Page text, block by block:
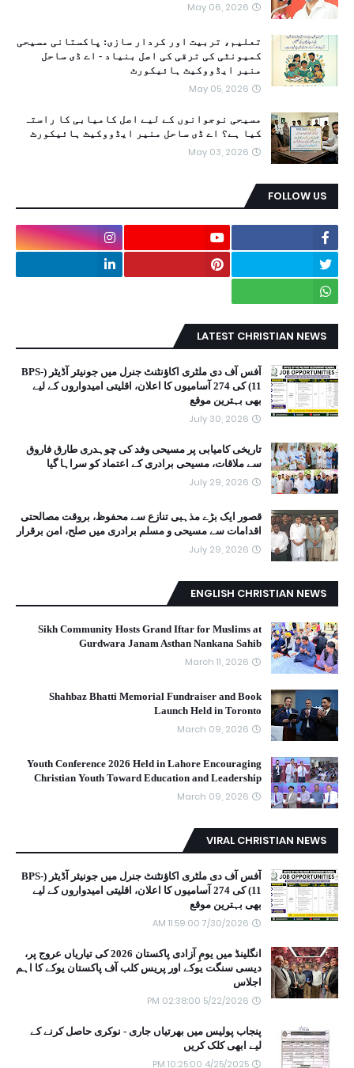
May 06, 2026
تعلیم، تربیت اور کردار سازی: پاکستانی مسیحی
کمیونٹی کی ترقی کی اصل بنیاد - اے ڈی ساحل
منیر ایڈووکیٹ ہائیکورٹ
May 05, 2026
مسیحی نوجوانوں کے لیے اصل کامیابی کا راستہ
کیا ہے؟ اے ڈی ساحل منیر ایڈووکیٹ ہائیکورٹ
May 03, 2026
FOLLOW US
LATEST CHRISTIAN NEWS
آفس آف دی ملٹری اکاؤنٹنٹ جنرل میں جونیئر آڈیٹر (BPS-
11) کی 274 آسامیوں کا اعلان، اقلیتی امیدواروں کے لیے
بھی بہترین موقع
July 30, 2026
تاریخی کامیابی پر مسیحی وفد کی چوہدری طارق فاروق
سے ملاقات، مسیحی برادری کے اعتماد کو سراہا گیا
July 29, 2026
قصور ایک بڑے مذہبی تنازع سے محفوظ، بروقت مصالحتی
اقدامات سے مسیحی و مسلم برادری میں صلح، امن برقرار
July 29, 2026
ENGLISH CHRISTIAN NEWS
Sikh Community Hosts Grand Iftar for Muslims at
Gurdwara Janam Asthan Nankana Sahib
March 11, 2026
Shahbaz Bhatti Memorial Fundraiser and Book
Launch Held in Toronto
March 09, 2026
Youth Conference 2026 Held in Lahore Encouraging
Christian Youth Toward Education and Leadership
March 09, 2026
VIRAL CHRISTIAN NEWS
آفس آف دی ملٹری اکاؤنٹنٹ جنرل میں جونیئر آڈیٹر (BPS-
11) کی 274 آسامیوں کا اعلان، اقلیتی امیدواروں کے لیے
بھی بہترین موقع
7/30/2026 11:59:00 AM
انگلینڈ میں یومِ آزادی پاکستان 2026 کی تیاریاں عروج پر،
دیسی سنگت یوکے اور پریس کلب آف پاکستان یوکے کا اہم
اجلاس
5/22/2026 02:38:00 PM
پنجاب پولیس میں بھرتیاں جاری - نوکری حاصل کرنے کے
لیے ابھی کلک کریں
4/25/2025 10:25:00 PM